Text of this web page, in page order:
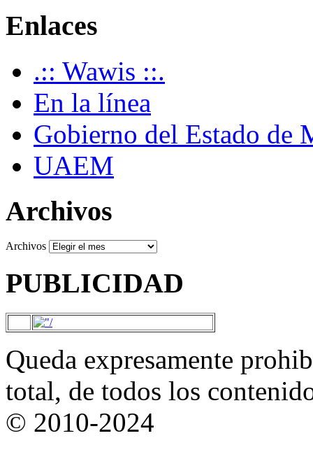
Enlaces
.:: Wawis ::.
En la línea
Gobierno del Estado de
UAEM
Archivos
Archivos
PUBLICIDAD
Queda expresamente
total, de todos los
© 2010-2024